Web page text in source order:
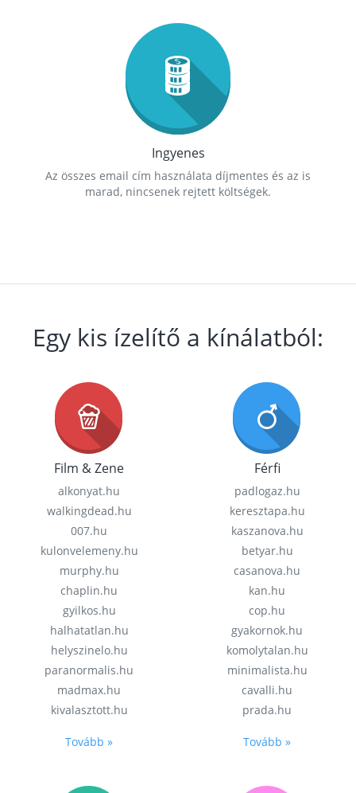
Ingyenes
Az összes email cím használata díjmentes és az is
marad, nincsenek rejtett költségek.
Egy kis ízelítő a kínálatból:
Film & Zene
alkonyat.hu
walkingdead.hu
007.hu
kulonvelemeny.hu
murphy.hu
chaplin.hu
gyilkos.hu
halhatatlan.hu
helyszinelo.hu
paranormalis.hu
madmax.hu
kivalasztott.hu
Tovább »
Férfi
padlogaz.hu
keresztapa.hu
kaszanova.hu
betyar.hu
casanova.hu
kan.hu
cop.hu
gyakornok.hu
komolytalan.hu
minimalista.hu
cavalli.hu
prada.hu
Tovább »